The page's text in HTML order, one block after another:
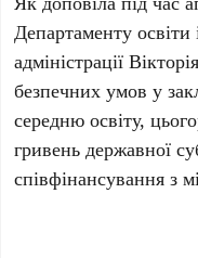
Департаменту освіти
адміністрації
безпечних умов у
середню освіту,
гривень державної
співфінансування з